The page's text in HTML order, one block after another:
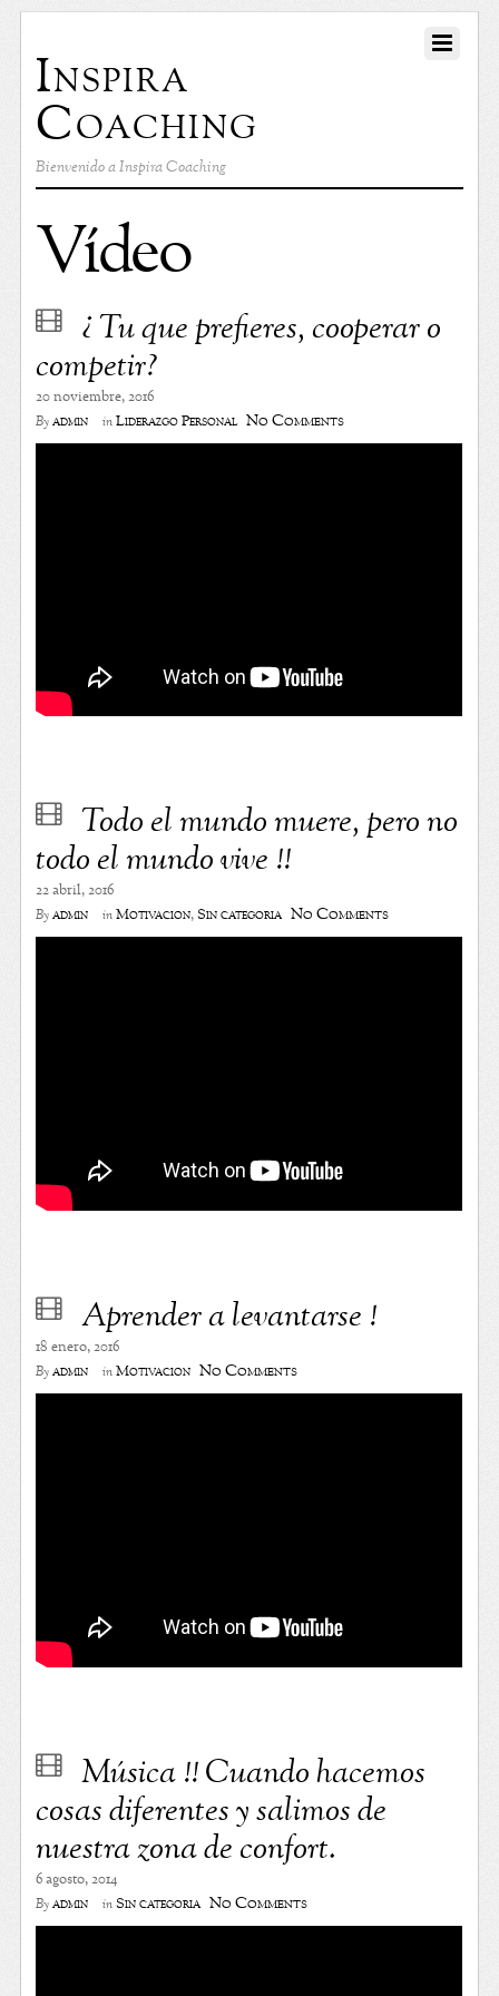
Inspira
Coaching
Bienvenido a Inspira Coaching
Vídeo
¿ Tu que prefieres, cooperar o
competir?
20 noviembre, 2016
Byadmin inLiderazgo Personal No Comments
Todo el mundo muere, pero no
todo el mundo vive !!
22 abril, 2016
Byadmin inMotivación,Sin categoría No Comments
Aprender a levantarse !
18 enero, 2016
Byadmin inMotivación No Comments
Música !! Cuando hacemos
cosas diferentes y salimos de
nuestra zona de confort.
6 agosto, 2014
Byadmin inSin categoría No Comments